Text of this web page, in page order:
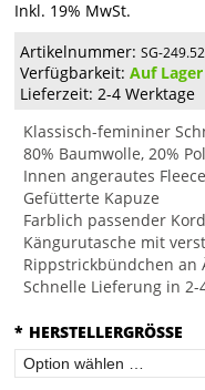
Inkl. 19% MwSt.
Artikelnummer: SG-249.52
Verfügbarkeit:Auf Lager
Lieferzeit: 2-4 Werktage
Klassisch-femininer
80% Baumwolle, 20%
Innen angerautes Fleece
Gefütterte Kapuze
Farblich passender
Kängurutasche mit
Rippstrickbündchen an
Schnelle Lieferung in 2-
* HERSTELLERGRÖSSE